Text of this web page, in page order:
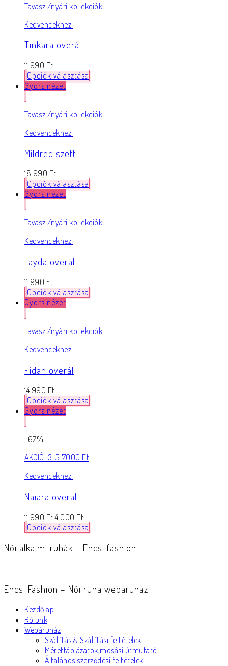
Tavaszi/nyári kollekciók
Kedvencekhez!
Tinkara overál
11 990 Ft
Opciók választása
Gyors nézet
Tavaszi/nyári kollekciók
Kedvencekhez!
Mildred szett
18 990 Ft
Opciók választása
Gyors nézet
Tavaszi/nyári kollekciók
Kedvencekhez!
Ilayda overál
11 990 Ft
Opciók választása
Gyors nézet
Tavaszi/nyári kollekciók
Kedvencekhez!
Fidan overál
14 990 Ft
Opciók választása
Gyors nézet
-67%
AKCIÓ! 3-5-7000 Ft
Kedvencekhez!
Naiara overál
11 990Ft4 000 Ft
Opciók választása
Női alkalmi ruhák – Encsi fashion
Encsi Fashion – Női ruha webáruház
Kezdőlap
Rólunk
Webáruház
Szállítás & Szállítási feltételek
Mérettáblázatok,mosási útmutató
Általános szerződési feltételek